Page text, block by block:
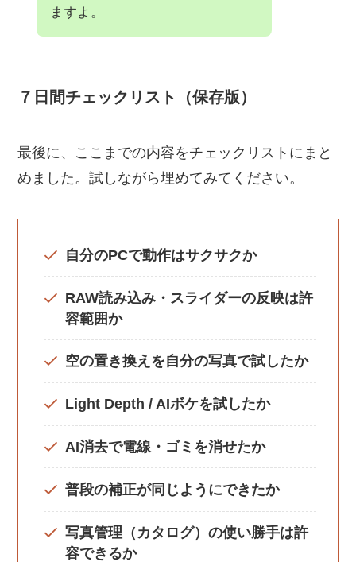
ますよ。
７日間チェックリスト（保存版）
最後に、ここまでの内容をチェックリストにまと
めました。試しながら埋めてみてください。
自分のPCで動作はサクサクか
RAW読み込み・スライダーの反映は許
容範囲か
空の置き換えを自分の写真で試したか
Light Depth / AIボケを試したか
AI消去で電線・ゴミを消せたか
普段の補正が同じようにできたか
写真管理（カタログ）の使い勝手は許
容できるか